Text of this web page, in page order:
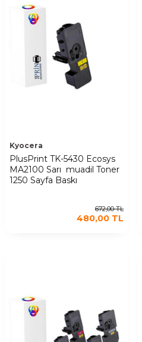
Kyocera
PlusPrint TK-5430 Ecosys
MA2100 Sarı muadil Toner
1250 Sayfa Baskı
672,00TL
480,00 TL